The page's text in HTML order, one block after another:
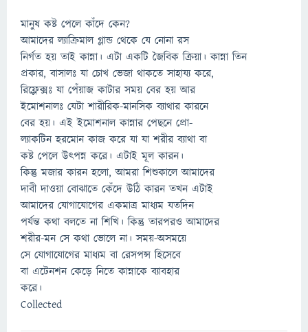
মানুষ কষ্ট পেলে কাঁদে কেন?
আমাদের ল্যাক্রিমাল গ্লান্ড থেকে যে নোনা রস
নির্গত হয় তাই কান্না। এটা একটি জৈবিক ক্রিয়া। কান্না তিন
প্রকার, বাসালঃ যা চোখ ভেজা থাকতে সাহায্য করে,
রিফ্লেক্সঃ যা পেঁয়াজ কাটার সময় বের হয় আর
ইমোশনালঃ যেটা শারীরিক-মানসিক ব্যাথার কারনে
বের হয়। এই ইমোশনাল কান্নার পেছনে প্রো-
ল্যাকটিন হরমোন কাজ করে যা যা শরীর ব্যাথা বা
কষ্ট পেলে উৎপন্ন করে। এটাই মূল কারন।
কিন্তু মজার কারন হলো, আমরা শিশুকালে আমাদের
দাবী দাওয়া বোঝাতে কেঁদে উঠি কারন তখন এটাই
আমাদের যোগাযোগের একমাত্র মাধ্যম যতদিন
পর্যন্ত কথা বলতে না শিখি। কিন্তু তারপরও আমাদের
শরীর-মন সে কথা ভোলে না। সময়-অসময়ে
সে যোগাযোগের মাধ্যম বা রেসপন্স হিসেবে
বা এটেনশন কেড়ে নিতে কান্নাকে ব্যাবহার
করে।
Collected